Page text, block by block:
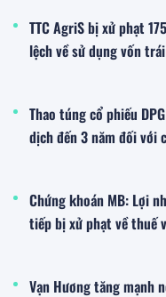
TTC AgriS bị xử phạt
lệch về sử dụng vốn
Thao túng cổ phiếu
dịch đến 3 năm đối với
Chứng khoán MB: Lợi
tiếp bị xử phạt về thuế
Vạn Hương tăng mạnh